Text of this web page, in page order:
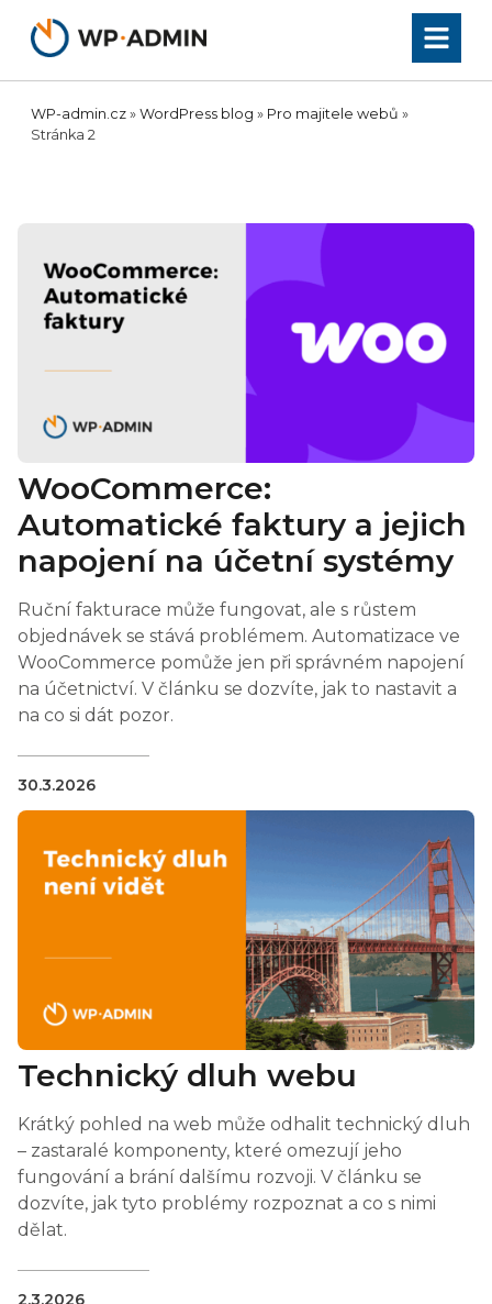
obsah
WP-admin.cz » WordPress blog » Pro majitele webů »
Stránka 2
WooCommerce:
Automatické faktury a jejich
napojení na účetní systémy
Ruční fakturace může fungovat, ale s růstem
objednávek se stává problémem. Automatizace ve
WooCommerce pomůže jen při správném napojení
na účetnictví. V článku se dozvíte, jak to nastavit a
na co si dát pozor.
30.3.2026
Technický dluh webu
Krátký pohled na web může odhalit technický dluh
– zastaralé komponenty, které omezují jeho
fungování a brání dalšímu rozvoji. V článku se
dozvíte, jak tyto problémy rozpoznat a co s nimi
dělat.
2.3.2026